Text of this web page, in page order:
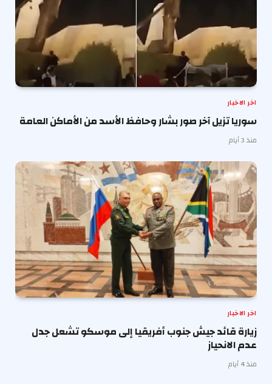
اخر الاخبار
سوريا تزيل آخر صور بشار وحافظ الأسد من الأماكن العامة
منذ 3 أيام
اخر الاخبار
زيارة قائد جيش جنوب أفريقيا إلى موسكو تشعل جدل
عدم الانحياز
منذ 4 أيام